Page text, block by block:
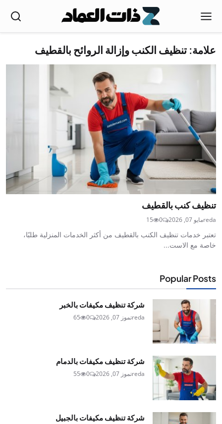
علامة: تنظيف الكنب وإزالة الروائح بالقطيف
تنظيف كنب بالقطيف
redaمايو 07, 2026 0
15
تعتبر خدمات تنظيف الكنب بالقطيف من أكثر الخدمات المنزلية طلبًا،
خاصة مع الاست...
Popular Posts
شركة تنظيف مكيفات بالخبر
redaتموز 07, 2026 0
65
شركة تنظيف مكيفات بالدمام
redaتموز 07, 2026 0
55
شركة تنظيف مكيفات بالجبيل